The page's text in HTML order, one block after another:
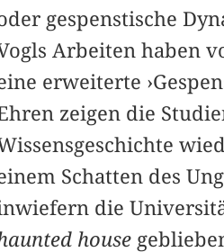
gespenstische
Arbeiten haben
erweiterte
zeigen die
Schatten des
die
house